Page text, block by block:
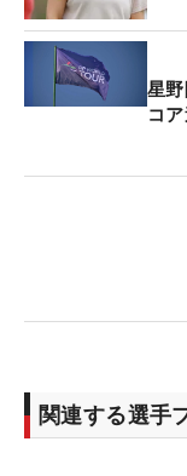
星
コ
関連する選手